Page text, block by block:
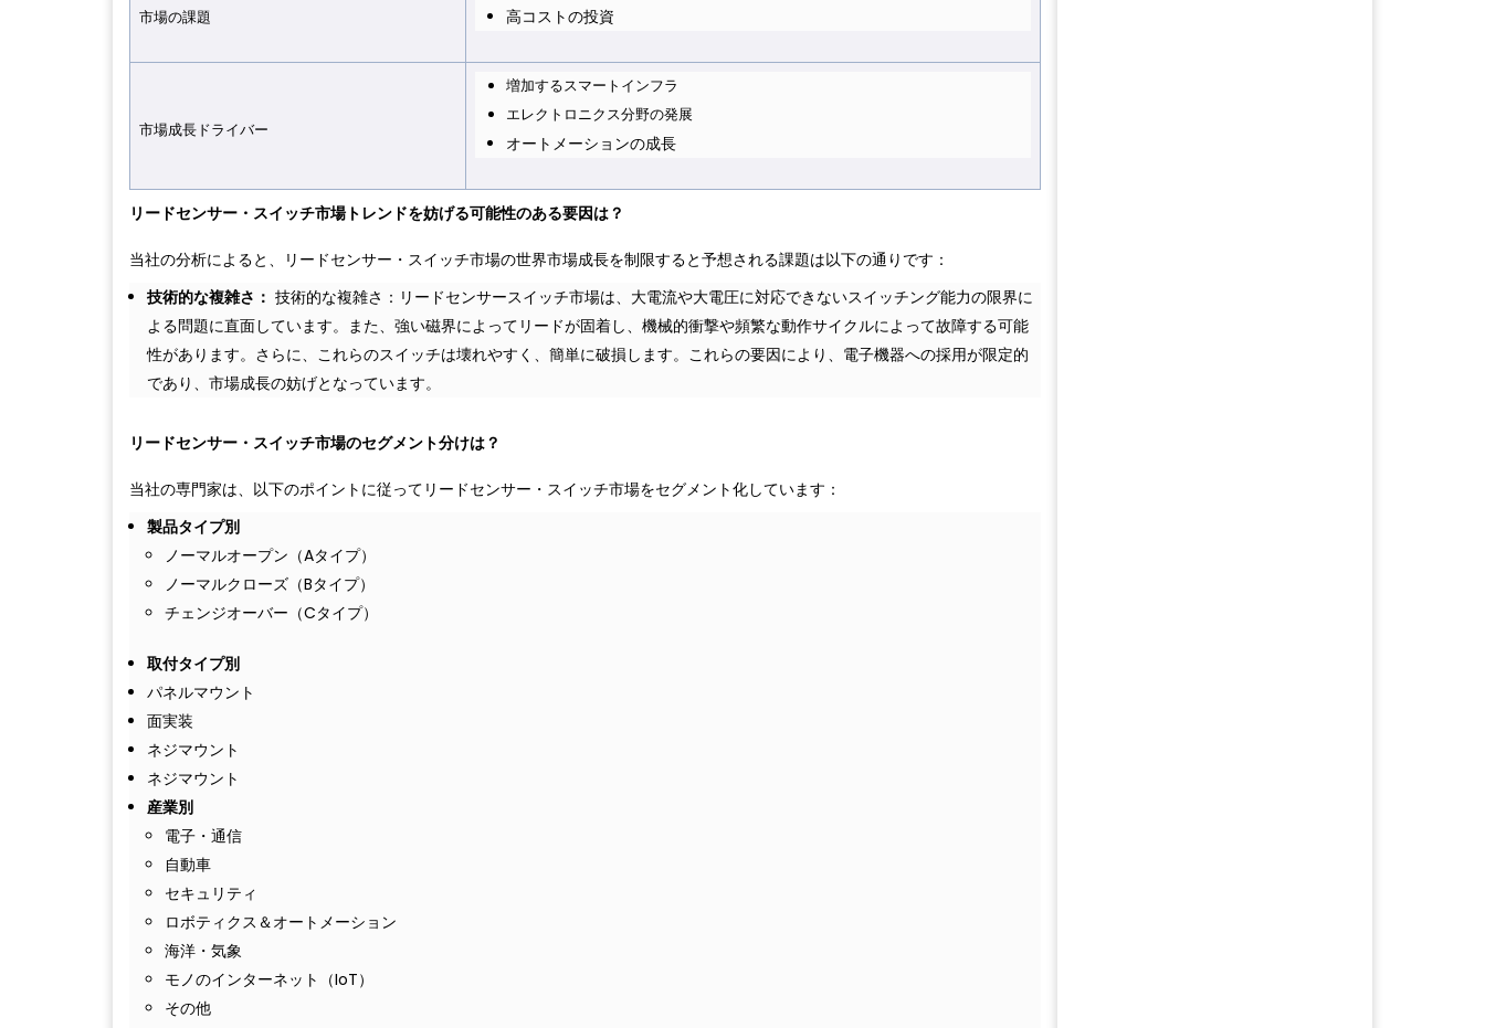
市場の課題 高コストの投資
市場成長ドライバー
増加するスマートインフラ
エレクトロニクス分野の発展
オートメーションの成長
リードセンサー・スイッチ市場トレンドを妨げる可能性のある要因は？
当社の分析によると、リードセンサー・スイッチ市場の世界市場成長を制限すると予想される課題は以下の通りです：
技術的な複雑さ： 技術的な複雑さ：リードセンサースイッチ市場は、大電流や大電圧に対応できないスイッチング能力の限界に
よる問題に直面しています。また、強い磁界によってリードが固着し、機械的衝撃や頻繁な動作サイクルによって故障する可能
性があります。さらに、これらのスイッチは壊れやすく、簡単に破損します。これらの要因により、電子機器への採用が限定的
であり、市場成長の妨げとなっています。
リードセンサー・スイッチ市場のセグメント分けは？
当社の専門家は、以下のポイントに従ってリードセンサー・スイッチ市場をセグメント化しています：
製品タイプ別
ノーマルオープン（Aタイプ）
ノーマルクローズ（Bタイプ）
チェンジオーバー（Cタイプ）
取付タイプ別
パネルマウント
面実装
ネジマウント
ネジマウント
産業別
電子・通信
自動車
セキュリティ
ロボティクス＆オートメーション
海洋・気象
モノのインターネット（IoT）
その他